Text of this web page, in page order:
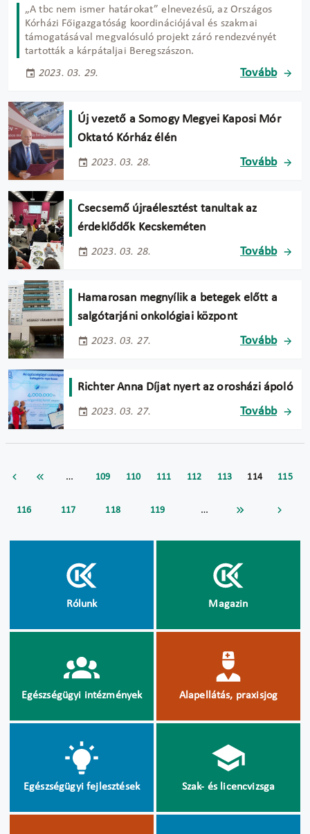
„A tbc nem ismer határokat” elnevezésű, az Országos
Kórházi Főigazgatóság koordinációjával és szakmai
támogatásával megvalósuló projekt záró rendezvényét
tartották a kárpátaljai Beregszászon.
2023. 03. 29.
Tovább
Új vezető a Somogy Megyei Kaposi Mór
Oktató Kórház élén
2023. 03. 28. Tovább
Csecsemő újraélesztést tanultak az
érdeklődők Kecskeméten
2023. 03. 28. Tovább
Hamarosan megnyílik a betegek előtt a
salgótarjáni onkológiai központ
2023. 03. 27. Tovább
Richter Anna Díjat nyert az orosházi ápoló
2023. 03. 27. Tovább
… 109 110 111 112 113 114 115
116 117 118 119 …
Rólunk Magazin
Egészségügyi intézmények Alapellátás, praxisjog
Egészségügyi fejlesztések Szak- és licencvizsga